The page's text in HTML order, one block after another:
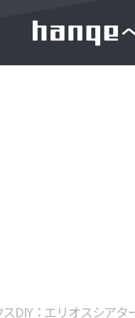
DIY：エリオスシアタ